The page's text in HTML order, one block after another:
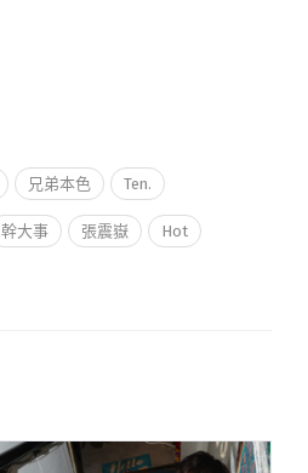
兄弟本色 Ten.
幹大事 張震嶽 Hot